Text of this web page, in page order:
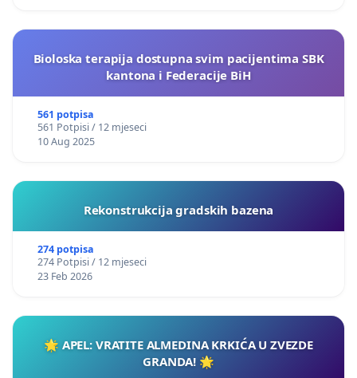
Bioloska terapija dostupna svim pacijentima SBK
kantona i Federacije BiH
561 potpisa
561 Potpisi / 12 mjeseci
10 Aug 2025
Rekonstrukcija gradskih bazena
274 potpisa
274 Potpisi / 12 mjeseci
23 Feb 2026
🌟 APEL: VRATITE ALMEDINA KRKIĆA U ZVEZDE
GRANDA! 🌟